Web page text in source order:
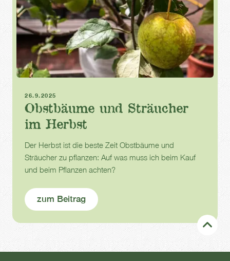
26.9.2025
Obstbäume und Sträucher
im Herbst
Der Herbst ist die beste Zeit Obstbäume und
Sträucher zu pflanzen: Auf was muss ich beim Kauf
und beim Pflanzen achten?
zum Beitrag